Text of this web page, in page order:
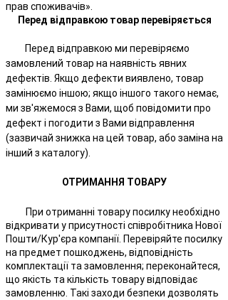
прав споживачів».
Перед відправкою товар перевіряється
Перед відправкою ми перевіряємо
замовлений товар на наявність явних
дефектів. Якщо дефекти виявлено, товар
замінюємо іншою; якщо іншого такого немає,
ми зв'яжемося з Вами, щоб повідомити про
дефект і погодити з Вами відправлення
(зазвичай знижка на цей товар, або заміна на
інший з каталогу).
ОТРИМАННЯ ТОВАРУ
При отриманні товару посилку необхідно
відкривати у присутності співробітника Нової
Пошти/Кур'єра компанії. Перевіряйте посилку
на предмет пошкоджень, відповідність
комплектації та замовлення; переконайтеся,
що якість та кількість товару відповідає
замовленню. Такі заходи безпеки дозволять